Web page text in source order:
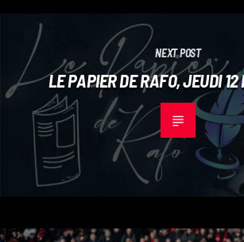
NEXT POST
LE PAPIER DE RAFO, JEUDI